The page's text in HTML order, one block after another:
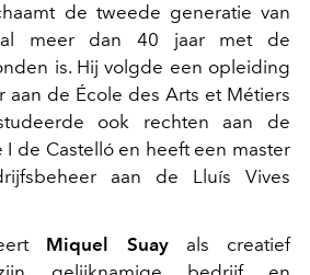
de tweede generatie van
meer dan 40 jaar met de
is. Hij volgde een opleiding
de École des Arts et Métiers
ook rechten aan de
I de Castelló en heeft een master
aan de Lluís Vives
Miquel Suayals creatief